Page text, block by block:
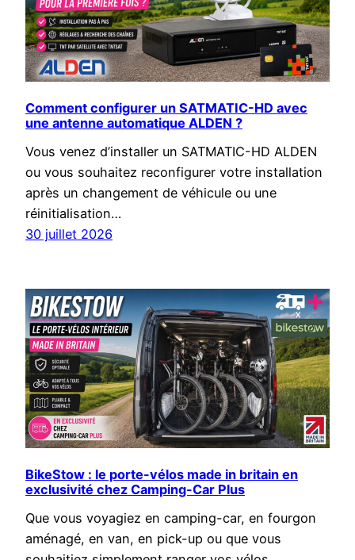
Comment configurer un SATMATIC-HD avec
une antenne automatique ALDEN ?
Vous venez d’installer un SATMATIC-HD ALDEN
ou vous souhaitez reconfigurer votre installation
après un changement de véhicule ou une
réinitialisation…
30 juillet 2026
BikeStow : le porte-vélos made in britain en
exclusivité chez Camping-Car Plus
Que vous voyagiez en camping-car, en fourgon
aménagé, en van, en pick-up ou que vous